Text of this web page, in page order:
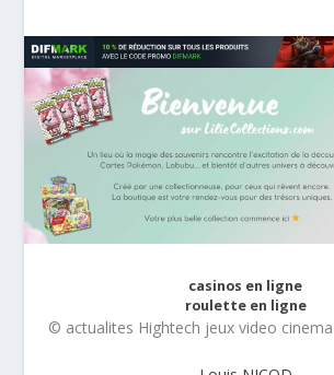
casinos en ligne
roulette en ligne
© actualites Hightech jeux video